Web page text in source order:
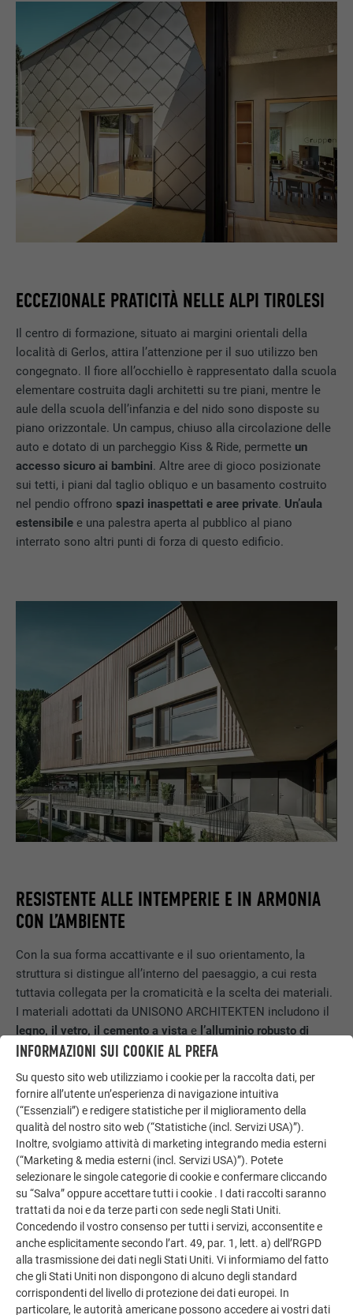
ECCEZIONALE PRATICITÀ NELLE ALPI TIROLESI
Il centro di formazione, situato ai margini orientali della
località di Gerlos, attira l’attenzione per il suo utilizzo ben
congegnato. Il fiore all’occhiello è rappresentato dalla scuola
elementare costruita dagli architetti su tre piani, mentre le
aule della scuola dell’infanzia e del nido sono disposte su
piano orizzontale. Un campus, chiuso alla circolazione delle
auto e dotato di un parcheggio Kiss & Ride, permette un
accesso sicuro ai bambini. Altre aree di gioco posizionate
sui tetti, i piani dal taglio obliquo e un basamento costruito
nel pendio offronospazi inaspettati e aree private. Un’aula
estensibile e una palestra aperta al pubblico al piano
interrato sono altri punti di forza di questo edificio.
RESISTENTE ALLE INTEMPERIE E IN ARMONIA
CON L’AMBIENTE
Con la sua forma accattivante e il suo orientamento, la
struttura si distingue all’interno del paesaggio, a cui resta
tuttavia collegata per la cromaticità e la scelta dei materiali.
I materiali adottati da UNISONO ARCHITEKTEN includono il
legno, il vetro, il cemento a vista e l’alluminio robusto di
PREFA. L’involucro resistente dell’edificio è un elemento
ricopre gli edifici di Gerlos. La precisa posa delle scaglie è
stata eseguita con grande maestria daSimon Mösslere dal
team di Mössler Dach, che ha dovuto affrontare tra l’altro
delle complesse sfide di precisione come integrare le
bocchette di ventilazione in modo omogeneo all’interno
dell’involucro della copertura.
INFORMAZIONI SUI COOKIE AL PREFA
Su questo sito web utilizziamo i cookie per la raccolta dati, per
fornire all’utente un’esperienza di navigazione intuitiva
(“Essenziali”) e redigere statistiche per il miglioramento della
qualità del nostro sito web (“Statistiche (incl. Servizi USA)”).
Inoltre, svolgiamo attività di marketing integrando media esterni
(“Marketing & media esterni (incl. Servizi USA)”). Potete
selezionare le singole categorie di cookie e confermare cliccando
su “Salva” oppure accettare tutti i cookie . I dati raccolti saranno
trattati da noi e da terze parti con sede negli Stati Uniti.
Concedendo il vostro consenso per tutti i servizi, acconsentite e
anche esplicitamente secondo l’art. 49, par. 1, lett. a) dell’RGPD
alla trasmissione dei dati negli Stati Uniti. Vi informiamo del fatto
che gli Stati Uniti non dispongono di alcuno degli standard
corrispondenti del livello di protezione dei dati europei. In
particolare, le autorità americane possono accedere ai vostri dati